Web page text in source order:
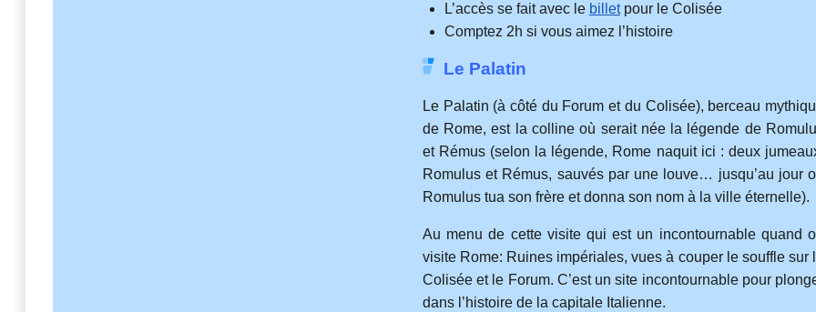
L’accès se fait avec le billetpour le Colisée
Comptez 2h si vous aimez l’histoire
Le Palatin
Le Palatin (à côté du Forum et du Colisée), berceau
de Rome, est la colline où serait née la légende de
et Rémus (selon la légende, Rome naquit ici : deux
Romulus et Rémus, sauvés par une louve… jusqu’au jour
Romulus tua son frère et donna son nom à la ville éternelle).
Au menu de cette visite qui est un incontournable quand
visite Rome: Ruines impériales, vues à couper le souffle sur
Colisée et le Forum. C’est un site incontournable pour
dans l’histoire de la capitale Italienne.